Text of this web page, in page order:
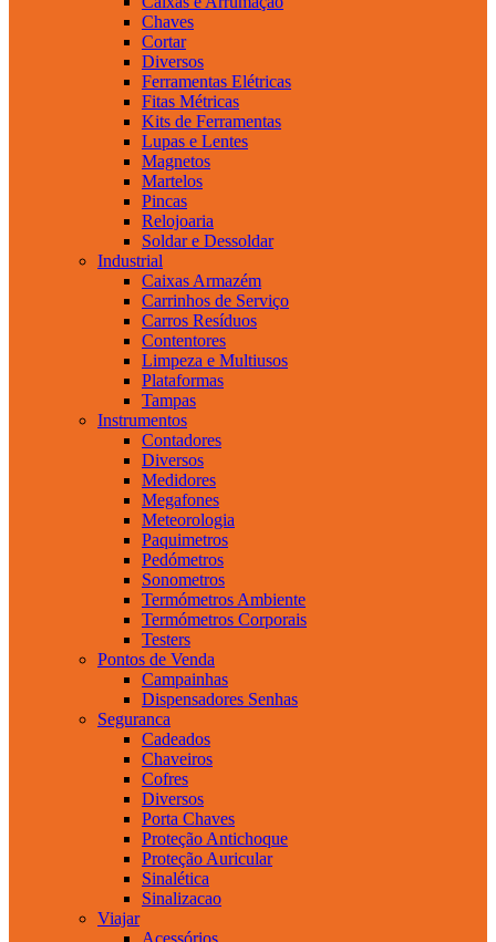
Chaves
Cortar
Diversos
Ferramentas Elétricas
Fitas Métricas
Kits de Ferramentas
Lupas e Lentes
Magnetos
Martelos
Pincas
Relojoaria
Soldar e Dessoldar
Industrial
Caixas Armazém
Carrinhos de Serviço
Carros Resíduos
Contentores
Limpeza e Multiusos
Plataformas
Tampas
Instrumentos
Contadores
Diversos
Medidores
Megafones
Meteorologia
Paquimetros
Pedómetros
Sonometros
Termómetros Ambiente
Termómetros Corporais
Testers
Pontos de Venda
Campainhas
Dispensadores Senhas
Seguranca
Cadeados
Chaveiros
Cofres
Diversos
Porta Chaves
Proteção Antichoque
Proteção Auricular
Sinalética
Sinalizacao
Viajar
Acessórios